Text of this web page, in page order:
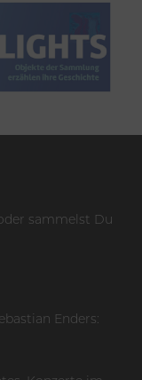
sammelst Du
Enders: